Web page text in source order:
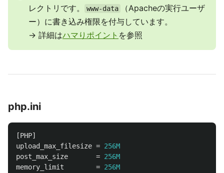
レクトリです。
www-data
（Apacheの実行ユーザ
ー）に書き込み権限を付与しています。
→ 詳細はハマりポイント を参照
php.ini
[PHP]
upload_max_filesize = 256M
post_max_size
= 256M
memory_limit
= 256M